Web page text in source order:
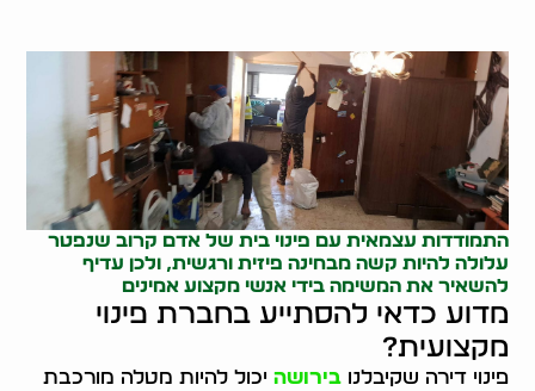
התמודדות עצמאית עם פינוי בית של אדם קרוב שנפטר
עלולה להיות קשה מבחינה פיזית ורגשית, ולכן עדיף
להשאיר את המשימה בידי אנשי מקצוע אמינים
מדוע כדאי להסתייע בחברת פינוי
מקצועית?
פינוי דירה שקיבלנובירושה יכול להיות מטלה מורכבת